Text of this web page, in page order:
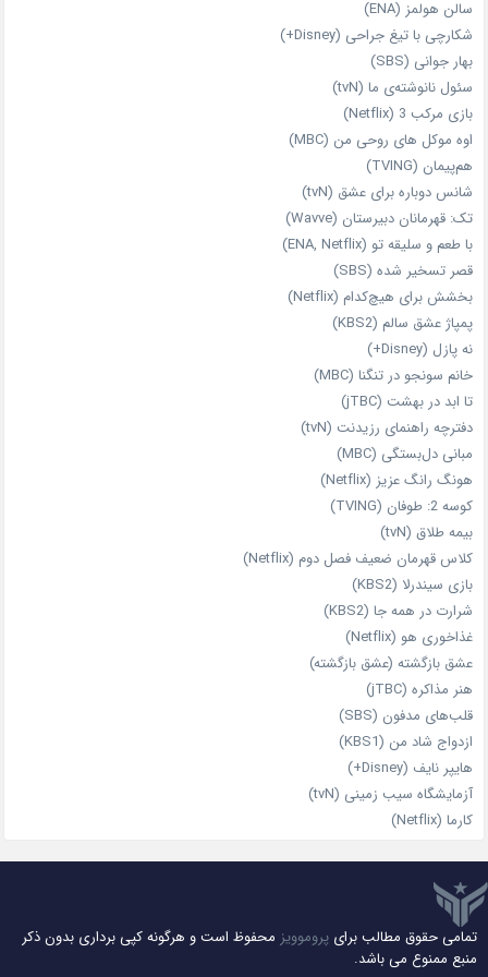
سالن هولمز (ENA)
شکارچی با تیغ جراحی (Disney+)
بهار جوانی (SBS)
سئول نانوشته‌ی ما (tvN)
بازی مرکب 3 (Netflix)
اوه موکل های روحی من (MBC)
هم‌پیمان (TVING)
شانس دوباره برای عشق (tvN)
تک: قهرمانان دبیرستان (Wavve)
با طعم و سلیقه تو (ENA, Netflix)
قصر تسخیر شده (SBS)
بخشش برای هیچ‌کدام (Netflix)
پمپاژ عشق سالم (KBS2)
نه پازل (Disney+)
خانم سونجو در تنگنا (MBC)
تا ابد در بهشت (jTBC)
دفترچه راهنمای رزیدنت (tvN)
مبانی دل‌بستگی (MBC)
هونگ رانگ عزیز (Netflix)
کوسه 2: طوفان (TVING)
بیمه طلاق (tvN)
کلاس قهرمان ضعیف فصل دوم (Netflix)
بازی سیندرلا (KBS2)
شرارت در همه‌ جا (KBS2)
غذاخوری هو (Netflix)
عشق بازگشته (عشق بازگشته)
هنر مذاکره (jTBC)
قلب‌های مدفون (SBS)
ازدواج شاد من (KBS1)
هایپر نایف (Disney+)
آزمایشگاه سیب‌ زمینی (tvN)
کارما (Netflix)
تمامی حقوق مطالب برای پروموویز محفوظ است و هرگونه کپی برداری بدون ذکر
منبع ممنوع می باشد.